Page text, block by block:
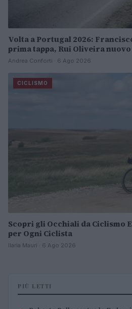
Volta a Portugal 2026:
prima tappa, Rui Oliveira
Andrea Conforti · 6 Ago 2026
CICLISMO
Scopri gli Occhiali da Ciclismo
per Ogni Ciclista
Ilaria Mauri · 6 Ago 2026
PIÙ LETTI